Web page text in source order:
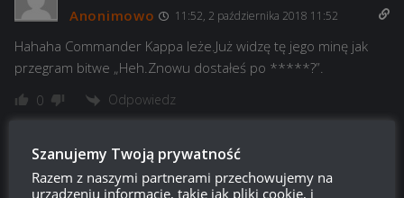
Anonimowo 11:52, 2 października 2018 11:52
Hahaha Commander Kappa leże.Już widzę tę jego minę jak
przegram bitwe „Heh.Znowu dostałeś po *****?”.
0 Odpowiedz
Anonimowo 23:06, 1 października 2018 23:06
Szanujemy Twoją prywatność
Razem z naszymi partnerami przechowujemy na
urządzeniu informacje, takie jak pliki cookie, i